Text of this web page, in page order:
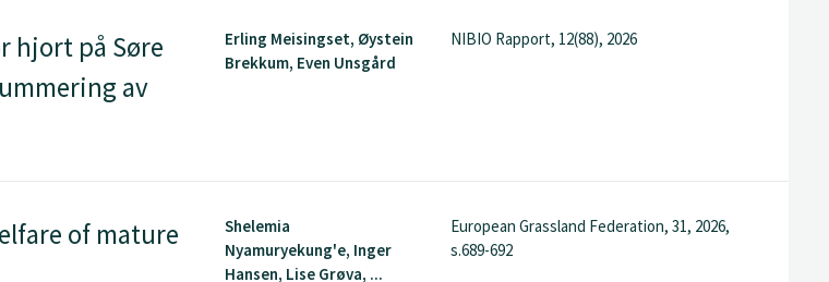
hjort på Søre
av
Erling Meisingset, Øystein
Brekkum, Even Unsgård
NIBIO Rapport, 12(88), 2026
of mature
Shelemia
Nyamuryekung'e, Inger
Hansen, Lise Grøva, ...
European Grassland Federation, 31, 2026,
s.689-692